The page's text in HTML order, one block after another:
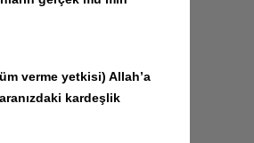
verme yetkisi) Allah’a
kardeşlik